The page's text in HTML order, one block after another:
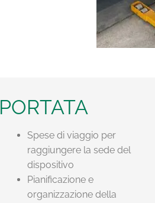
PORTATA
Spese di viaggio per
raggiungere la sede del
dispositivo
Pianificazione e
organizzazione della